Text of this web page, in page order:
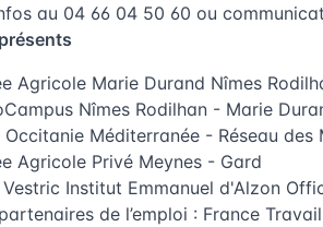
au 04 66 04 50 60 ou
Agricole Marie Durand Nîmes
Nîmes Rodilhan - Marie
Occitanie Méditerranée - Réseau des
Agricole Privé Meynes - Gard
Vestric Institut Emmanuel d'Alzon
de l’emploi : France